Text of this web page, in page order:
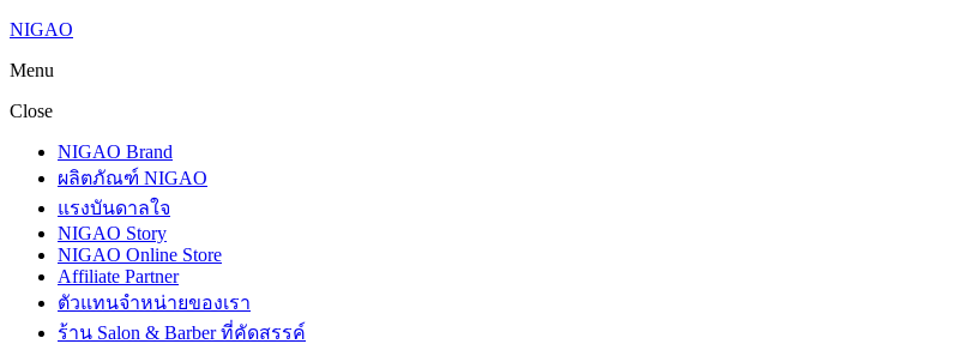
NIGAO
Menu
Close
NIGAO Brand
ผลิตภัณฑ์ NIGAO
แรงบันดาลใจ
NIGAO Story
NIGAO Online Store
Affiliate Partner
ตัวแทนจำหน่ายของเรา
ร้าน Salon & Barber ที่คัดสรรค์